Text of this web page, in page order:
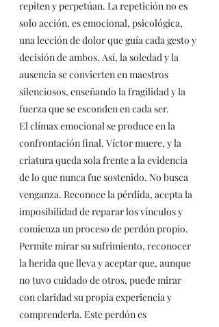
repiten y perpetúan. La repetición no es
solo acción, es emocional, psicológica,
una lección de dolor que guía cada gesto y
decisión de ambos. Así, la soledad y la
ausencia se convierten en maestros
silenciosos, enseñando la fragilidad y la
fuerza que se esconden en cada ser.
El clímax emocional se produce en la
confrontación final. Víctor muere, y la
criatura queda sola frente a la evidencia
de lo que nunca fue sostenido. No busca
venganza. Reconoce la pérdida, acepta la
imposibilidad de reparar los vínculos y
comienza un proceso de perdón propio.
Permite mirar su sufrimiento, reconocer
la herida que lleva y aceptar que, aunque
no tuvo cuidado de otros, puede mirar
con claridad su propia experiencia y
comprenderla. Este perdón es